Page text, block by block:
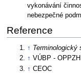
vykonávání
nebezpečné
Reference
↑ Terminologický
↑ VÚBP - OPPZH
↑ CEOC